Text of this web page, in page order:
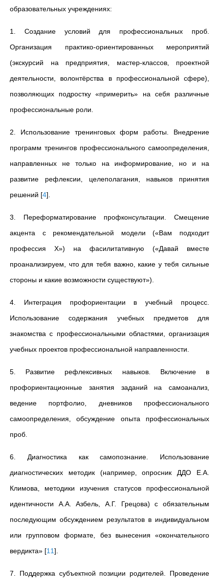
образовательных учреждениях:
1. Создание условий для профессиональных проб.
Организация практико-ориентированных мероприятий
(экскурсий на предприятия, мастер-классов, проектной
деятельности, волонтёрства в профессиональной сфере),
позволяющих подростку «примерить» на себя различные
профессиональные роли.
2. Использование тренинговых форм работы. Внедрение
программ тренингов профессионального самоопределения,
направленных не только на информирование, но и на
развитие рефлексии, целеполагания, навыков принятия
решений [4]
3. Переформатирование профконсультации. Смещение
акцента с рекомендательной модели («Вам подходит
профессия X») на фасилитативную («Давай вместе
проанализируем, что для тебя важно, какие у тебя сильные
стороны и какие возможности существуют»).
4. Интеграция профориентации в учебный процесс.
Использование содержания учебных предметов для
знакомства с профессиональными областями, организация
учебных проектов профессиональной направленности.
5. Развитие рефлексивных навыков. Включение в
профориентационные занятия заданий на самоанализ,
ведение портфолио, дневников профессионального
самоопределения, обсуждение опыта профессиональных
проб.
6. Диагностика как самопознание. Использование
диагностических методик (например, опросник ДДО Е.А.
Климова, методики изучения статусов профессиональной
идентичности А.А. Азбель, А.Г. Грецова) с обязательным
последующим обсуждением результатов в индивидуальном
или групповом формате, без вынесения «окончательного
вердикта» [11]
7. Поддержка субъектной позиции родителей. Проведение